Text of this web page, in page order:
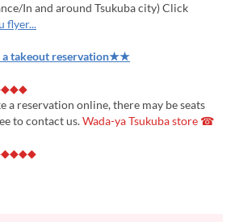
In and around Tsukuba city) Click
flyer...
takeout reservation★★
a reservation online, there may be seats
to contact us.Wada-ya Tsukuba store ☎